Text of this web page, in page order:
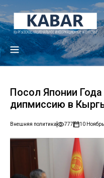
Посол Японии
дипмиссию в
Внешняя политика 777 10